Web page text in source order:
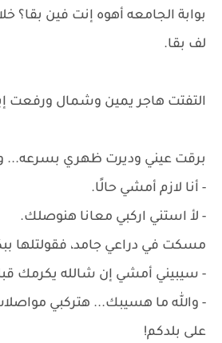
بوابة الجامعه أهوه إنت فين
لف بقا.
التفتت هاجر يمين وشمال ورفعت
برقت عيني وديرت ظهري بسرعه...
- أنا لازم أمشي حالًا.
- لأ استني اركبي معانا هنوصلك.
مسكت في دراعي جامد، فقولتلها
- سيبيني أمشي إن شالله يكرمك
- والله ما هسيبك... هتركبي
على بلدكم!